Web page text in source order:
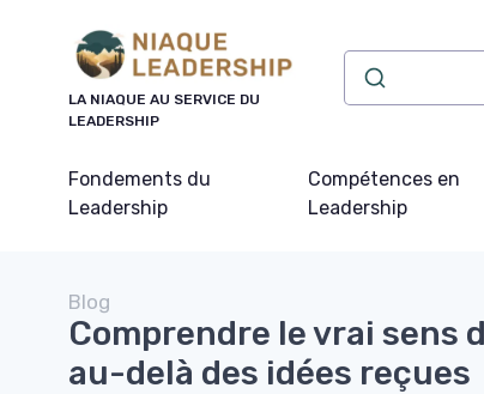
LA NIAQUE AU SERVICE DU
LEADERSHIP
Fondements du
Leadership
Compétences en
Leadership
Blog
Comprendre le vrai sens
au-delà des idées reçues